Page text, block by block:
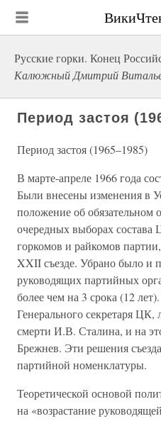
Русские горки. Конец
Калюжный Дмитрий
Период застоя
Период застоя (1965–1985)
В марте-апреле 1966 года
Были внесены изменения в
положение об
очередных выборах
горкомов и райкомов
XXII съезде. Убрано было и
руководящих партийных
более чем на 3 срока (12
Генерального секретаря
смерти И.В. Сталина, и на
Брежнев. Эти решения
партийной номенклатуры.
Теоретической основой
на «возрастание